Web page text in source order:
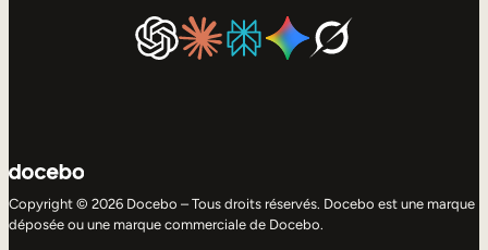
Copyright © 2026 Docebo – Tous droits réservés. Docebo est une marque
déposée ou une marque commerciale de Docebo.